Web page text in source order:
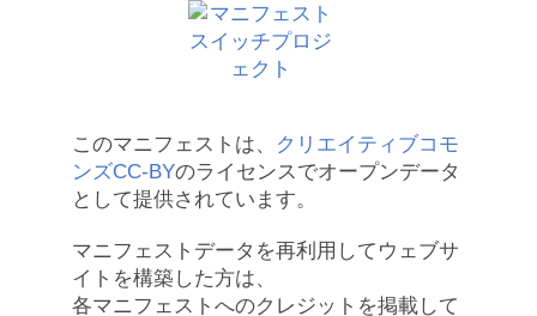
このマニフェストは、
クリエイティブコモ
ンズCC-BYのライセンスでオープンデータ
として提供されています。
マニフェストデータを再利用してウェブサ
イトを構築した方は、
各マニフェストへのクレジットを掲載して